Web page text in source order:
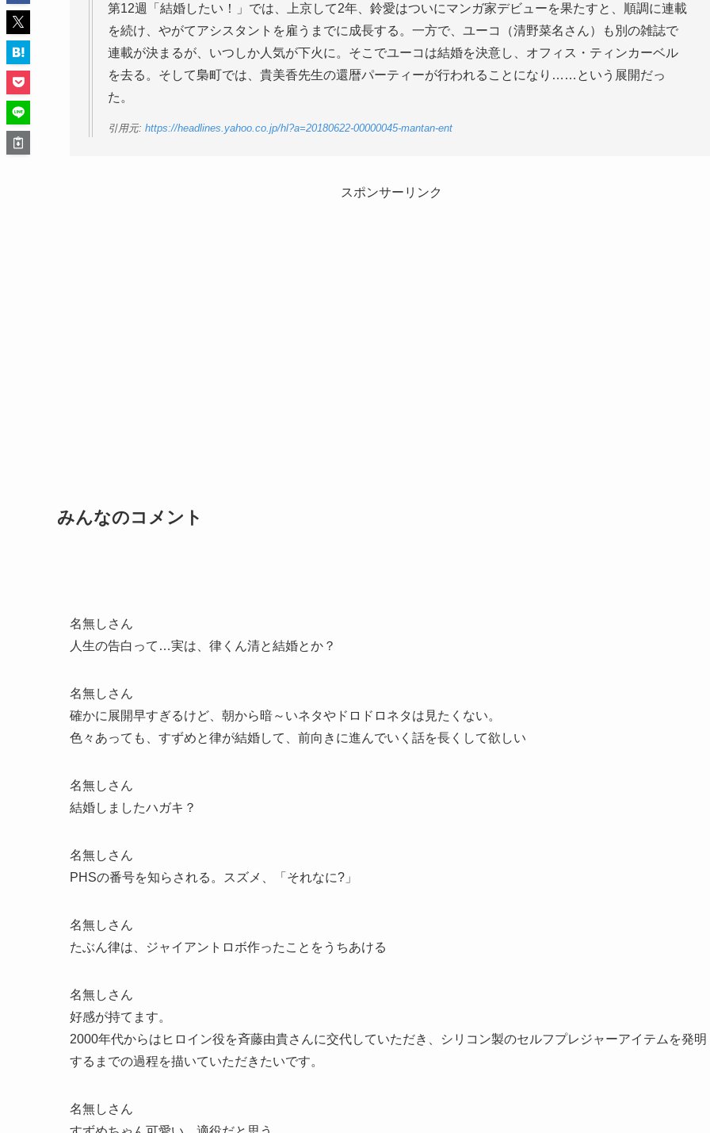
第12週「結婚したい！」では、上京して2年、鈴愛はついにマンガ家デビューを果たすと、順調に連載
を続け、やがてアシスタントを雇うまでに成長する。一方で、ユーコ（清野菜名さん）も別の雑誌で
連載が決まるが、いつしか人気が下火に。そこでユーコは結婚を決意し、オフィス・ティンカーベル
を去る。そして梟町では、貴美香先生の還暦パーティーが行われることになり……という展開だっ
た。
引用元: https://headlines.yahoo.co.jp/hl?a=20180622-00000045-mantan-ent
スポンサーリンク
みんなのコメント
名無しさん
人生の告白って…実は、律くん清と結婚とか？
名無しさん
確かに展開早すぎるけど、朝から暗～いネタやドロドロネタは見たくない。
色々あっても、すずめと律が結婚して、前向きに進んでいく話を長くして欲しい
名無しさん
結婚しましたハガキ？
名無しさん
PHSの番号を知らされる。スズメ、「それなに?」
名無しさん
たぶん律は、ジャイアントロボ作ったことをうちあける
名無しさん
好感が持てます。
2000年代からはヒロイン役を斉藤由貴さんに交代していただき、シリコン製のセルフプレジャーアイテムを発明
するまでの過程を描いていただきたいです。
名無しさん